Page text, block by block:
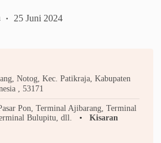
25 Juni 2024
Notog, Kec. Patikraja, Kabupaten
, 53171
Pon, Terminal Ajibarang, Terminal
Bulupitu, dll.
Kisaran